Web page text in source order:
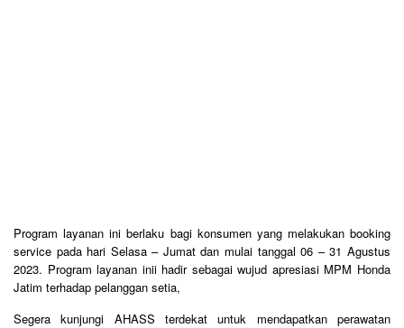
Program layanan ini berlaku bagi konsumen yang melakukan booking
service pada hari Selasa – Jumat dan mulai tanggal 06 – 31 Agustus
2023. Program layanan inii hadir sebagai wujud apresiasi MPM Honda
Jatim terhadap pelanggan setia,
Segera kunjungi AHASS terdekat untuk mendapatkan perawatan